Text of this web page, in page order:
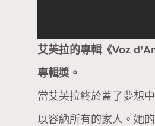
艾芙拉的專輯《Voz
專輯獎。
當艾芙拉終於蓋了夢想
以容納所有的家人。她